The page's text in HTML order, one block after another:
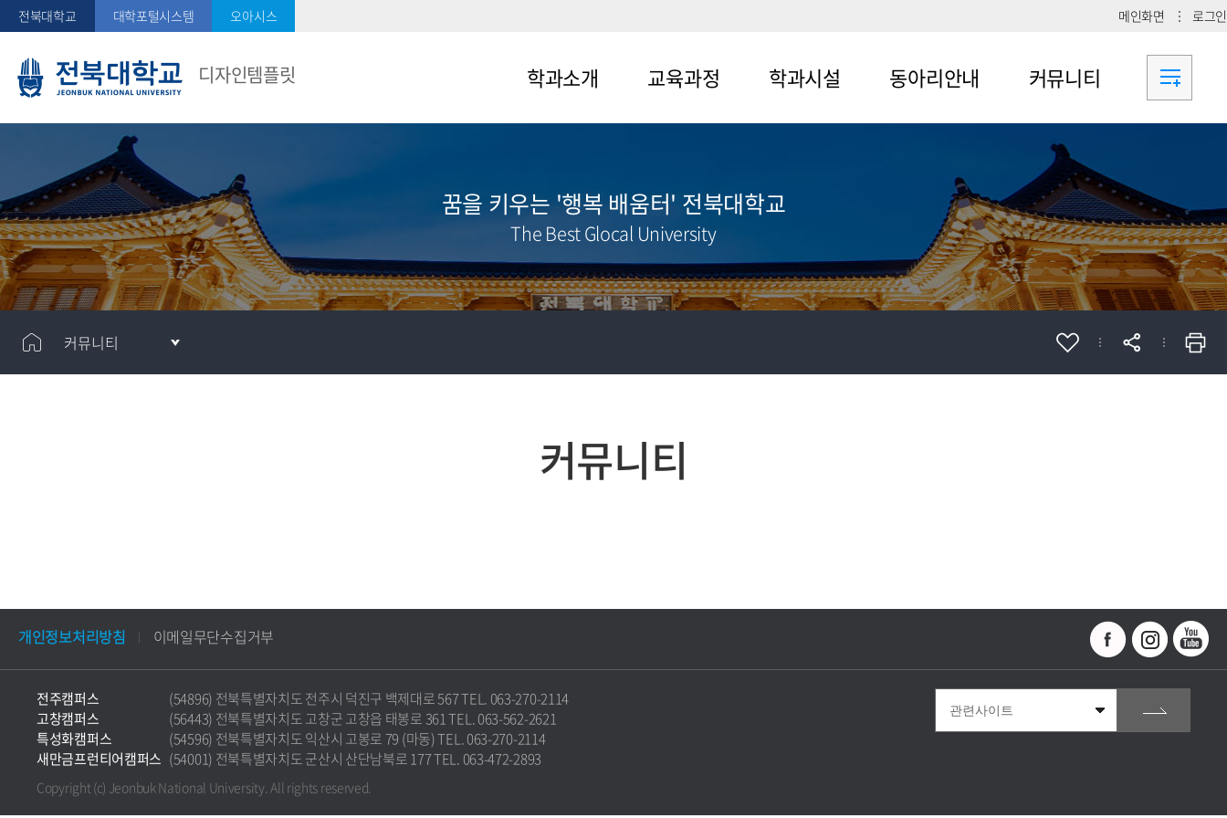
전북대학교 대학포털시스템 오아시스 메인화면 로그인
디자인템플릿 학과소개
메뉴1-2
교육과정
메뉴2-2
학과시설
메뉴3-2
동아리안내 커뮤니티
공지사항
꿈을 키우는 '행복 배움터' 전북대학교
The Best Glocal University
커뮤니티
커뮤니티
개인정보처리방침 이메일무단수집거부
전주캠퍼스
(54896) 전북특별자치도 전주시 덕진구 백제대로 567 TEL. 063-270-2114
고창캠퍼스
(56443) 전북특별자치도 고창군 고창읍 태봉로 361 TEL. 063-562-2621
특성화캠퍼스
(54596) 전북특별자치도 익산시 고봉로 79 (마동) TEL. 063-270-2114
새만금프런티어캠퍼스 (54001) 전북특별자치도 군산시 산단남북로 177 TEL. 063-472-2893
Copyright (c) Jeonbuk National University.All rights reserved.